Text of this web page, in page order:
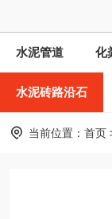
水泥管道 化
水泥砖路沿石
当前位置： 首页